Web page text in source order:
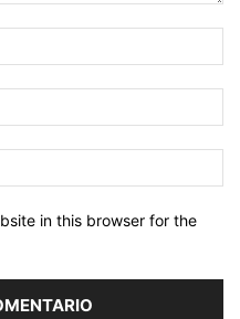
in this browser for the